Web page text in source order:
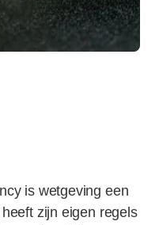
is wetgeving een
zijn eigen regels